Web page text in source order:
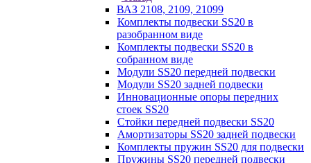
ВАЗ 2108, 2109, 21099
Комплекты подвески SS20 в
разобранном виде
Комплекты подвески SS20 в
собранном виде
Модули SS20 передней подвески
Модули SS20 задней подвески
Инновационные опоры передних
стоек SS20
Стойки передней подвески SS20
Амортизаторы SS20 задней подвески
Комплекты пружин SS20 для подвески
Пружины SS20 передней подвески